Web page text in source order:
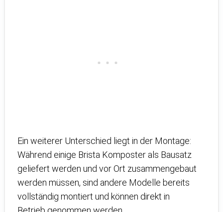
Ein weiterer Unterschied liegt in der Montage:
Während einige Brista Komposter als Bausatz
geliefert werden und vor Ort zusammengebaut
werden müssen, sind andere Modelle bereits
vollständig montiert und können direkt in